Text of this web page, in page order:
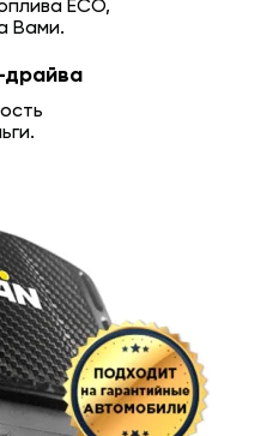
ECO,
Вами.
драйва